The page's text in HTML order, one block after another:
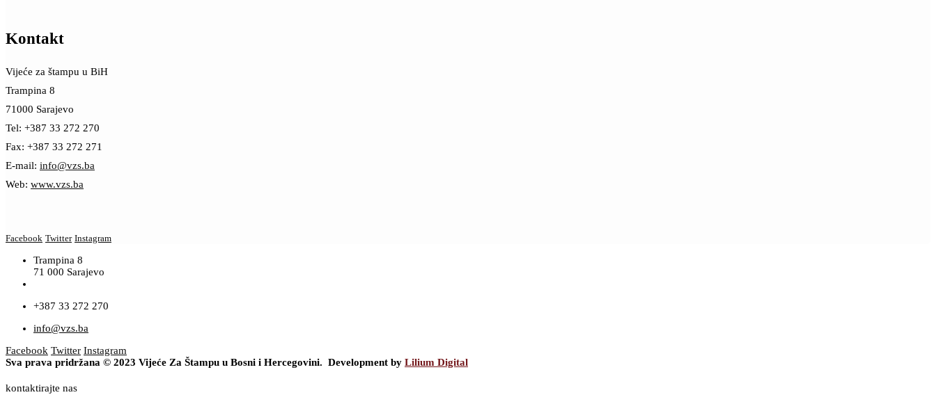
Kontakt
Vijeće za štampu u BiH
Trampina 8
71000 Sarajevo
Tel: +387 33 272 270
Fax: +387 33 272 271
E-mail: info@vzs.ba
Web: www.vzs.ba
Facebook Twitter Instagram
Trampina 8
71 000 Sarajevo
+387 33 272 270
info@vzs.ba
Facebook Twitter Instagram
Sva prava pridržana © 2023 Vijeće Za Štampu u Bosni i Hercegovini. Development by Lilium Digital
kontaktirajte nas